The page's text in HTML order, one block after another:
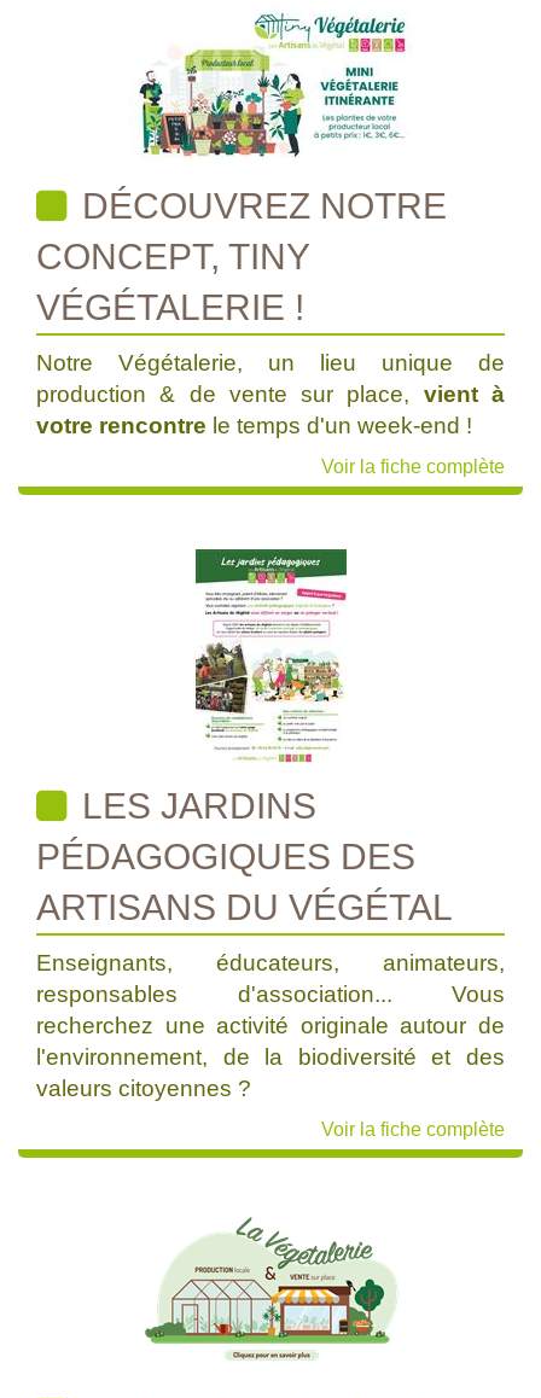
DÉCOUVREZ NOTRE
CONCEPT, TINY
VÉGÉTALERIE !
Notre Végétalerie, un lieu unique de
production & de vente sur place, vient à
votre rencontre le temps d'un week-end !
Voir la fiche complète
LES JARDINS
PÉDAGOGIQUES DES
ARTISANS DU VÉGÉTAL
Enseignants, éducateurs, animateurs,
responsables d'association... Vous
recherchez une activité originale autour de
l'environnement, de la biodiversité et des
valeurs citoyennes ?
Voir la fiche complète